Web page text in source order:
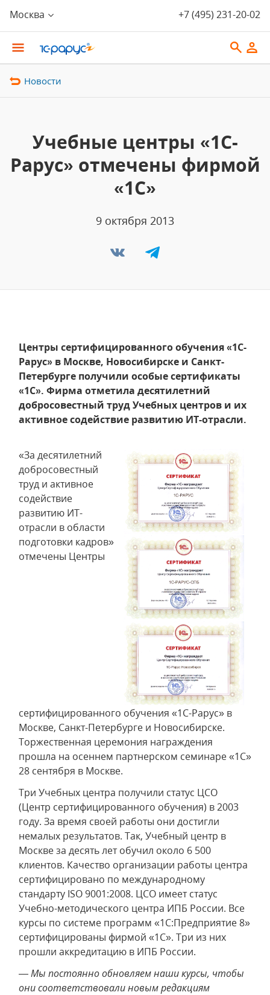
Москва +7 (495) 231-20-02
Новости
Учебные центры «1С-
Рарус» отмечены фирмой
«1С»
9 октября 2013
Центры сертифицированного обучения «1С-
Рарус» в Москве, Новосибирске и Санкт-
Петербурге получили особые сертификаты
«1С». Фирма отметила десятилетний
добросовестный труд Учебных центров и их
активное содействие развитию ИТ-отрасли.
«За десятилетний
добросовестный
труд и активное
содействие
развитию ИТ-
отрасли в области
подготовки кадров»
отмечены Центры
сертифицированного обучения «1С-Рарус» в
Москве, Санкт-Петербурге и Новосибирске.
Торжественная церемония награждения
прошла на осеннем партнерском семинаре «1С»
28 сентября в Москве.
Три Учебных центра получили статус ЦСО
(Центр сертифицированного обучения) в 2003
году. За время своей работы они достигли
немалых результатов. Так, Учебный центр в
Москве за десять лет обучил около 6 500
клиентов. Качество организации работы центра
сертифицировано по международному
стандарту ISO 9001:2008. ЦСО имеет статус
Учебно-методического центра ИПБ России. Все
курсы по системе программ «1С:Предприятие 8»
сертифицированы фирмой «1C». Три из них
прошли аккредитацию в ИПБ России.
—Мы постоянно обновляем наши курсы, чтобы
они соответствовали новым редакциям